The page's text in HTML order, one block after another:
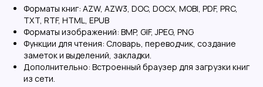
Форматы книг: AZW, AZW3, DOC, DOCX, MOBI, PDF, PRC,
TXT, RTF, HTML, EPUB
Форматы изображений: BMP, GIF, JPEG, PNG
Функции для чтения: Словарь, переводчик, создание
заметок и выделений, закладки.
Дополнительно: Встроенный браузер для загрузки книг
из сети.
8 (487) 233-82-32
Контакты
Каталог